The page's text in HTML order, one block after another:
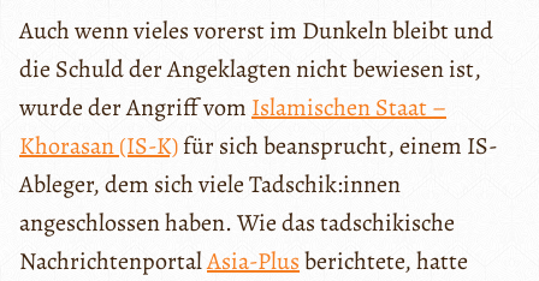
Auch wenn vieles vorerst im Dunkeln bleibt und
die Schuld der Angeklagten nicht bewiesen ist,
wurde der Angriff vom Islamischen Staat –
Khorasan (IS-K)für sich beansprucht, einem IS-
Ableger, dem sich viele Tadschik:innen
angeschlossen haben. Wie das tadschikische
NachrichtenportalAsia-Plusberichtete, hatte